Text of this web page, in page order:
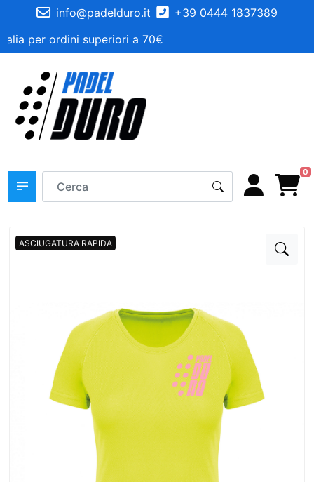
info@padelduro.it
+39 0444 1837389
per ordini superiori a 70€
0
ASCIUGATURA RAPIDA